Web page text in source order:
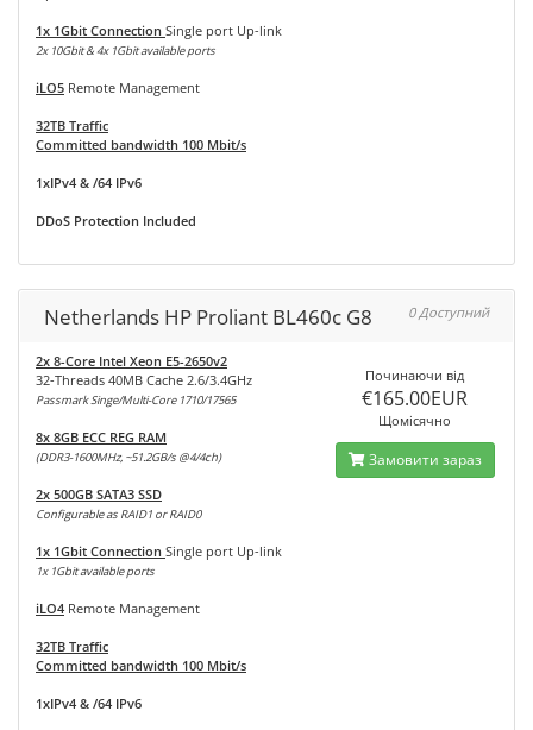
1x 1Gbit Connection Single port Up-link
2x 10Gbit & 4x 1Gbit available ports
iLO5 Remote Management
32TB Traffic
Committed bandwidth 100 Mbit/s
1xIPv4 & /64 IPv6
DDoS Protection Included
Netherlands HP Proliant BL460c G8 0 Доступний
2x 8-Core Intel Xeon E5-2650v2
32-Threads 40MB Cache 2.6/3.4GHz
Passmark Singe/Multi-Core 1710/17565
8x 8GB ECC REG RAM
(DDR3-1600MHz, ~51.2GB/s @4/4ch)
2x 500GB SATA3 SSD
Configurable as RAID1 or RAID0
1x 1Gbit Connection Single port Up-link
1x 1Gbit available ports
iLO4 Remote Management
32TB Traffic
Committed bandwidth 100 Mbit/s
1xIPv4 & /64 IPv6
Починаючи від
€165.00EUR
Щомісячно
Замовити зараз